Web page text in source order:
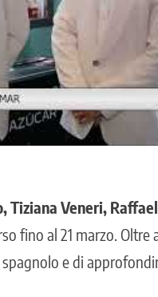
Tiziana Veneri,
fino al 21 marzo. Oltre
e di